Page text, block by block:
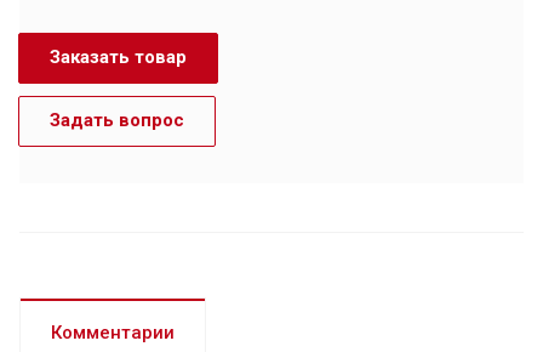
Заказать товар
Задать вопрос
Комментарии